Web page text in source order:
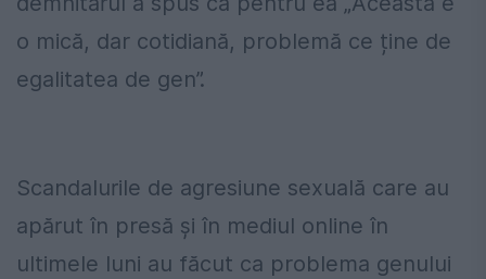
o mică, dar cotidiană, problemă ce ține de
egalitatea de gen”.
Scandalurile de agresiune sexuală care au
apărut în presă și în mediul online în
ultimele luni au făcut ca problema genului